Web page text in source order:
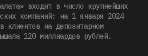
входит в число крупнейших
компаний: на 1 января 2024
клиентов на депозитарном
120 миллиардов рублей.